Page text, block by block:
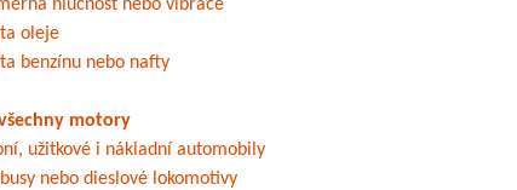
hlučnost nebo vibrace
oleje
benzínu nebo nafty
motory
užitkové i nákladní automobily
nebo dieslové lokomotivy